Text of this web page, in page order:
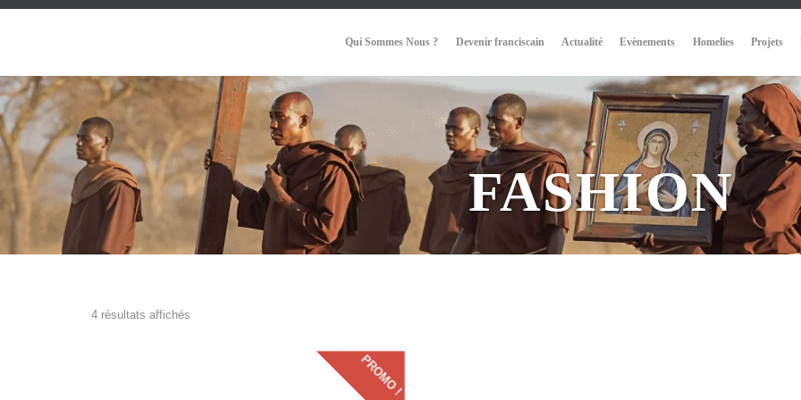
Qui Sommes Nous ? Devenir franciscain Actualité Evènements Homelies Projets
FASHION
4 résultats affichés
PROMO !